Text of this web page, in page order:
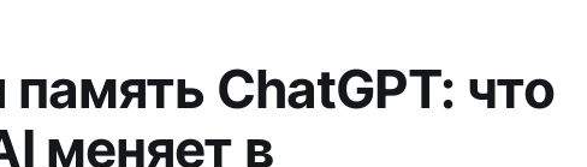
ChatGPT: что
меняет в